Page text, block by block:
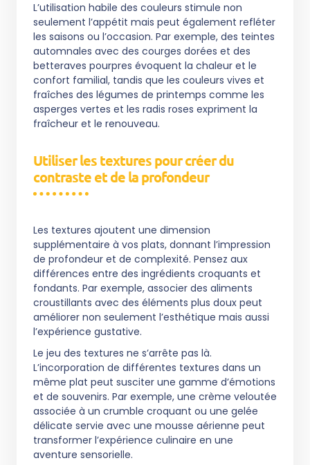
L’utilisation habile des couleurs stimule non
seulement l’appétit mais peut également refléter
les saisons ou l’occasion. Par exemple, des teintes
automnales avec des courges dorées et des
betteraves pourpres évoquent la chaleur et le
confort familial, tandis que les couleurs vives et
fraîches des légumes de printemps comme les
asperges vertes et les radis roses expriment la
fraîcheur et le renouveau.
Utiliser les textures pour créer du
contraste et de la profondeur
Les textures ajoutent une dimension
supplémentaire à vos plats, donnant l’impression
de profondeur et de complexité. Pensez aux
différences entre des ingrédients croquants et
fondants. Par exemple, associer des aliments
croustillants avec des éléments plus doux peut
améliorer non seulement l’esthétique mais aussi
l’expérience gustative.
Le jeu des textures ne s’arrête pas là.
L’incorporation de différentes textures dans un
même plat peut susciter une gamme d’émotions
et de souvenirs. Par exemple, une crème veloutée
associée à un crumble croquant ou une gelée
délicate servie avec une mousse aérienne peut
transformer l’expérience culinaire en une
aventure sensorielle.